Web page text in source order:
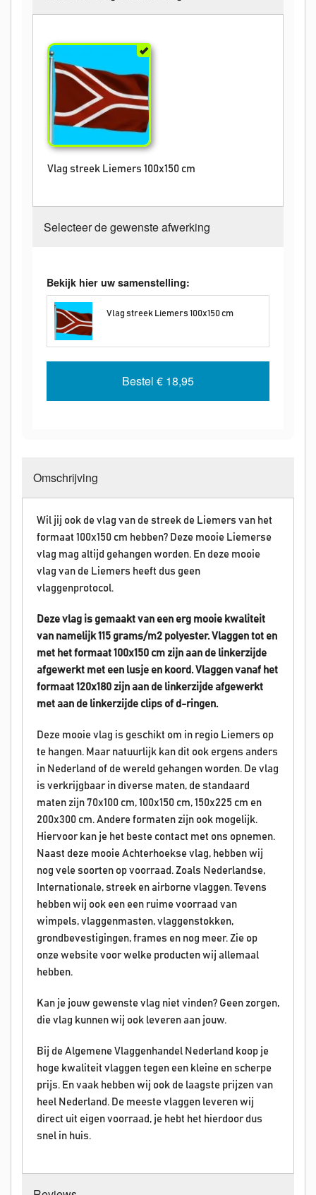
Vlag streek Liemers 100x150 cm
Selecteer de gewenste afwerking
Bekijk hier uw samenstelling:
Vlag streek Liemers 100x150 cm
Bestel € 18,95
Omschrijving
Wil jij ook de vlag van de streek de Liemers van het
formaat 100x150 cm hebben? Deze mooie Liemerse
vlag mag altijd gehangen worden. En deze mooie
vlag van de Liemers heeft dus geen
vlaggenprotocol.
Deze vlag is gemaakt van een erg mooie kwaliteit
van namelijk 115 grams/m2 polyester. Vlaggen tot en
met het formaat 100x150 cm zijn aan de linkerzijde
afgewerkt met een lusje en koord. Vlaggen vanaf het
formaat 120x180 zijn aan de linkerzijde afgewerkt
met aan de linkerzijde clips of d-ringen.
Deze mooie vlag is geschikt om in regio Liemers op
te hangen. Maar natuurlijk kan dit ook ergens anders
in Nederland of de wereld gehangen worden. De vlag
is verkrijgbaar in diverse maten, de standaard
maten zijn 70x100 cm, 100x150 cm, 150x225 cm en
200x300 cm. Andere formaten zijn ook mogelijk.
Hiervoor kan je het beste contact met ons opnemen.
Naast deze mooie Achterhoekse vlag, hebben wij
nog vele soorten op voorraad. Zoals Nederlandse,
Internationale, streek en airborne vlaggen. Tevens
hebben wij ook een een ruime voorraad van
wimpels, vlaggenmasten, vlaggenstokken,
grondbevestigingen, frames en nog meer. Zie op
onze website voor welke producten wij allemaal
hebben.
Kan je jouw gewenste vlag niet vinden? Geen zorgen,
die vlag kunnen wij ook leveren aan jouw.
Bij de Algemene Vlaggenhandel Nederland koop je
hoge kwaliteit vlaggen tegen een kleine en scherpe
prijs. En vaak hebben wij ook de laagste prijzen van
heel Nederland. De meeste vlaggen leveren wij
direct uit eigen voorraad, je hebt het hierdoor dus
snel in huis.